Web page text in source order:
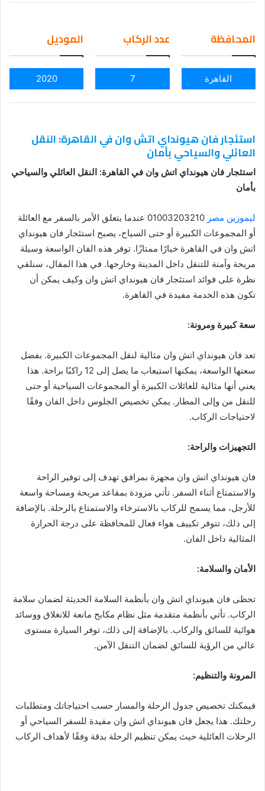
ail
المحافظة
القاهرة
عدد الركاب
7
الموديل
2020
استئجار فان هيونداي اتش وان في القاهرة: النقل
العائلي والسياحي بأمان
استئجار فان هيونداي اتش وان في القاهرة: النقل العائلي والسياحي
بأمان
ليموزين مصر
01003203210 عندما يتعلق الأمر بالسفر مع العائلة
أو المجموعات الكبيرة أو حتى السياح، يصبح استئجار فان هيونداي
اتش وان في القاهرة خيارًا ممتازًا. توفر هذه الفان الواسعة وسيلة
مريحة وآمنة للتنقل داخل المدينة وخارجها. في هذا المقال، سنلقي
نظرة على فوائد استئجار فان هيونداي اتش وان وكيف يمكن أن
تكون هذه الخدمة مفيدة في القاهرة.
سعة كبيرة ومرونة:
تعد فان هيونداي اتش وان مثالية لنقل المجموعات الكبيرة. بفضل
سعتها الواسعة، يمكنها استيعاب ما يصل إلى 12 راكبًا براحة. هذا
يعني أنها مثالية للعائلات الكبيرة أو المجموعات السياحية أو حتى
للنقل من وإلى المطار. يمكن تخصيص الجلوس داخل الفان وفقًا
لاحتياجات الركاب.
التجهيزات والراحة:
فان هيونداي اتش وان مجهزة بمرافق تهدف إلى توفير الراحة
والاستمتاع أثناء السفر. تأتي مزودة بمقاعد مريحة ومساحة واسعة
للأرجل، مما يسمح للركاب بالاسترخاء والاستمتاع بالرحلة. بالإضافة
إلى ذلك، تتوفر تكييف هواء فعال للمحافظة على درجة الحرارة
المثالية داخل الفان.
الأمان والسلامة:
تحظى فان هيونداي اتش وان بأنظمة السلامة الحديثة لضمان سلامة
الركاب. تأتي بأنظمة متقدمة مثل نظام مكابح مانعة للانغلاق ووسائد
هوائية للسائق والركاب. بالإضافة إلى ذلك، توفر السيارة مستوى
عالي من الرؤية للسائق لضمان التنقل الآمن.
المرونة والتنظيم:
فيمكنك تخصيص جدول الرحلة والمسار حسب احتياجاتك ومتطلبات
رحلتك. هذا يجعل فان هيونداي اتش وان مفيدة للسفر السياحي أو
الرحلات العائلية حيث يمكن تنظيم الرحلة بدقة وفقًا لأهداف الركاب